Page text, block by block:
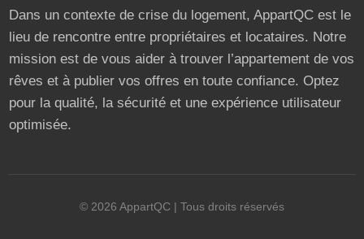
Dans un contexte de crise du logement, AppartQC est le
lieu de rencontre entre propriétaires et locataires. Notre
mission est de vous aider à trouver l’appartement de vos
rêves et à publier vos offres en toute confiance. Optez
pour la qualité, la sécurité et une expérience utilisateur
optimisée.
© 2026 AppartQC | Tous droits réservés